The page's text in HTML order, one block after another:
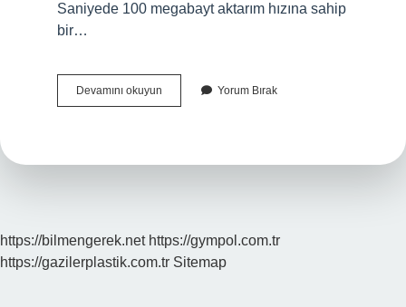
Saniyede 100 megabayt aktarım hızına sahip
bir…
Devamını okuyun
Telekom
Yorum Bırak
https://bilmengerek.net https://gympol.com.tr
https://gazilerplastik.com.tr Sitemap